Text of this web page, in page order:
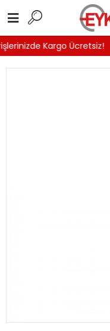
Kargo Ücretsiz!